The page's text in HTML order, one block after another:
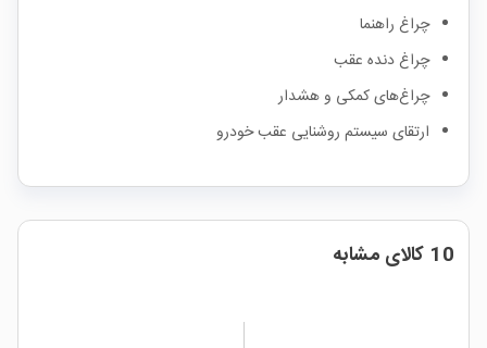
چراغ راهنما
چراغ دنده عقب
چراغ‌های کمکی و هشدار
ارتقای سیستم روشنایی عقب خودرو
10 کالای مشابه